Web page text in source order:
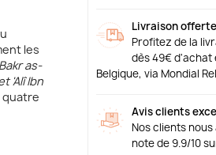
les
as-
'Alî Ibn
quatre
Livraison offerte
Profitez de la
dès 49€ d'achat
Belgique, via Mondial
Avis clients
Nos clients
note de 9.9/10